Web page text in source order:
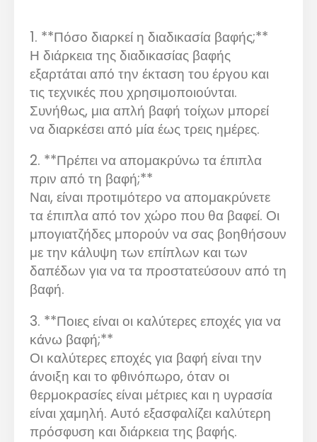
1. **Πόσο διαρκεί η διαδικασία βαφής;**
Η διάρκεια της διαδικασίας βαφής
εξαρτάται από την έκταση του έργου και
τις τεχνικές που χρησιμοποιούνται.
Συνήθως, μια απλή βαφή τοίχων μπορεί
να διαρκέσει από μία έως τρεις ημέρες.
2. **Πρέπει να απομακρύνω τα έπιπλα
πριν από τη βαφή;**
Ναι, είναι προτιμότερο να απομακρύνετε
τα έπιπλα από τον χώρο που θα βαφεί. Οι
μπογιατζήδες μπορούν να σας βοηθήσουν
με την κάλυψη των επίπλων και των
δαπέδων για να τα προστατεύσουν από τη
βαφή.
3. **Ποιες είναι οι καλύτερες εποχές για να
κάνω βαφή;**
Οι καλύτερες εποχές για βαφή είναι την
άνοιξη και το φθινόπωρο, όταν οι
θερμοκρασίες είναι μέτριες και η υγρασία
είναι χαμηλή. Αυτό εξασφαλίζει καλύτερη
πρόσφυση και διάρκεια της βαφής.